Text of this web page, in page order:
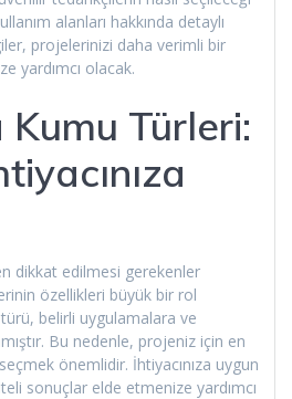
alanları hakkında detaylı
projelerinizi daha verimli bir
yardımcı olacak.
Türleri:
dikkat edilmesi gerekenler
özellikleri büyük bir rol
belirli uygulamalara ve
Bu nedenle, projeniz için en
önemlidir. İhtiyacınıza uygun
sonuçlar elde etmenize yardımcı